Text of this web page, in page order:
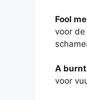
Fool
voor
A
voor